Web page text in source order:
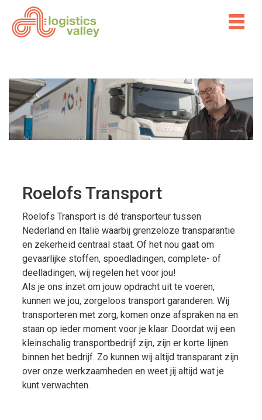
Roelofs Transport
Roelofs Transport is dé transporteur tussen
Nederland en Italië waarbij grenzeloze transparantie
en zekerheid centraal staat. Of het nou gaat om
gevaarlijke stoffen, spoedladingen, complete- of
deelladingen, wij regelen het voor jou!
Als je ons inzet om jouw opdracht uit te voeren,
kunnen we jou, zorgeloos transport garanderen. Wij
transporteren met zorg, komen onze afspraken na en
staan op ieder moment voor je klaar. Doordat wij een
kleinschalig transportbedrijf zijn, zijn er korte lijnen
binnen het bedrijf. Zo kunnen wij altijd transparant zijn
over onze werkzaamheden en weet jij altijd wat je
kunt verwachten.